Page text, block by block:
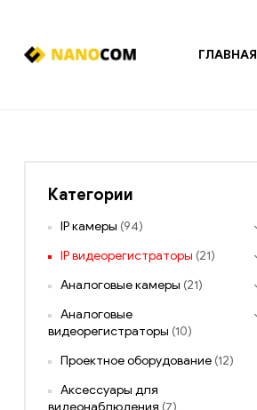
доступа
ГЛАВНАЯ
Категории
IP камеры (94)
IP видеорегистраторы (21)
Аналоговые камеры (21)
Аналоговые
видеорегистраторы (10)
Проектное оборудование (12)
Аксессуары для